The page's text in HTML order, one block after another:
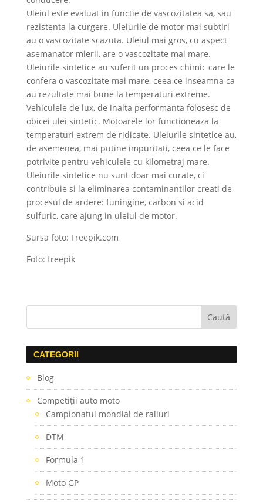
Uleiul este evaluat in functie de vascozitatea sa, sau
rezistenta la curgere. Uleiurile de motor mai subtiri
au o vascozitate scazuta. Uleiul mai gros, cu aspect
asemanator mierii, are o vascozitate mai mare.
Uleiurile sintetice au suferit un proces chimic care le
confera o vascozitate mai mare, ceea ce inseamna ca
au rezultate mai bune la temperaturi extreme.
Vehiculele de lux, de inalta performanta folosesc de
obicei ulei sintetic. Motoarele lor functioneaza la
temperaturi extrem de ridicate. Uleiurile sintetice au,
de asemenea, mai putine impuritati, ceea ce le face
potrivite pentru vehiculele cu kilometraj mare.
Uleiurile sintetice nu sunt doar mai curate, ci
contribuie si la eliminarea contaminantilor creati de
procesul de ardere: funingine, carbon si acid
sulfuric, care ajung in uleiul de motor.
Sursa foto: Freepik.com
Foto: freepik
CATEGORII
Blog
Competiţii auto moto
Campionatul mondial de raliuri
DTM
Formula 1
Moto GP